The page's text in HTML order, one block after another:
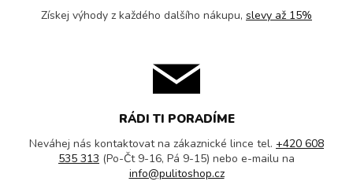
Získej výhody z každého dalšího nákupu, slevy až 15%
RÁDI TI PORADÍME
Neváhej nás kontaktovat na zákaznické lince tel. +420 608
535 313 (Po-Čt 9-16, Pá 9-15) nebo e-mailu na
info@pulitoshop.cz